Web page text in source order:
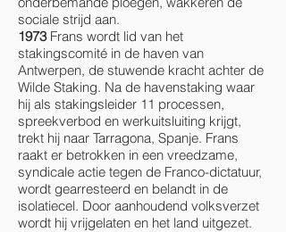
sociale strijd aan.
1973Frans wordt lid van het
stakingscomité in de haven van
Antwerpen, de stuwende kracht achter de
Wilde Staking. Na de havenstaking waar
hij als stakingsleider 11 processen,
spreekverbod en werkuitsluiting krijgt,
trekt hij naar Tarragona, Spanje. Frans
raakt er betrokken in een vreedzame,
syndicale actie tegen de Franco-dictatuur,
wordt gearresteerd en belandt in de
isolatiecel. Door aanhoudend volksverzet
wordt hij vrijgelaten en het land uitgezet.